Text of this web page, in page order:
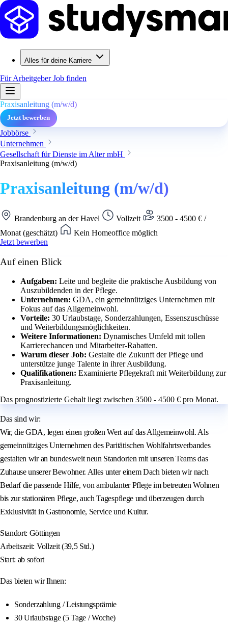
Alles für deine Karriere
Für ArbeitgeberJob finden
Praxisanleitung (m/w/d)
Jetzt bewerben
Jobbörse
Unternehmen
Gesellschaft für Dienste im Alter mbH
Praxisanleitung (m/w/d)
Praxisanleitung (m/w/d)
Brandenburg an der Havel Vollzeit
3500 - 4500 € /
Monat (geschätzt)
Kein Homeoffice möglich
Jetzt bewerben
Auf einen Blick
Aufgaben: Leite und begleite die praktische Ausbildung von
Auszubildenden in der Pflege.
Unternehmen: GDA, ein gemeinnütziges Unternehmen mit
Fokus auf das Allgemeinwohl.
Vorteile: 30 Urlaubstage, Sonderzahlungen, Essenszuschüsse
und Weiterbildungsmöglichkeiten.
Weitere Informationen: Dynamisches Umfeld mit tollen
Karrierechancen und Mitarbeiter-Rabatten.
Warum dieser Job: Gestalte die Zukunft der Pflege und
unterstütze junge Talente in ihrer Ausbildung.
Qualifikationen: Examinierte Pflegekraft mit Weiterbildung zur
Praxisanleitung.
Das prognostizierte Gehalt liegt zwischen 3500 - 4500 € pro Monat.
Das sind wir:
Wir, die GDA, legen einen großen Wert auf das Allgemeinwohl. Als
gemeinnütziges Unternehmen des Paritätischen Wohlfahrtsverbandes
gestalten wir an bundesweit neun Standorten mit unseren Teams das
Zuhause unserer Bewohner. Alles unter einem Dach bieten wir nach
Bedarf die passende Hilfe, von ambulanter Pflege im betreuten Wohnen
bis zur stationären Pflege, auch Tagespflege und überzeugen durch
Exklusivität in Gastronomie, Service und Kultur.
Standort: Göttingen
Arbeitszeit: Vollzeit (39,5 Std.)
Start: ab sofort
Das bieten wir Ihnen:
Sonderzahlung / Leistungsprämie
30 Urlaubstage (5 Tage / Woche)